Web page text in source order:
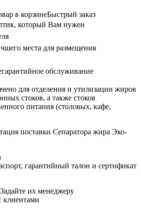
в корзинеБыстрый заказ
который Вам нужен
места для размещения
обслуживание
для отделения и утилизации жиров
стоков, а также стоков
питания (столовых, кафе,
поставки Сепаратора жира Эко-
гарантийный талон и сертификат
их менеджеру
клиентами